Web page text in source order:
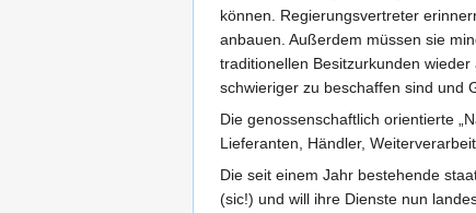
können. Regierungsvertreter
anbauen. Außerdem müssen sie
traditionellen Besitzurkunden
schwieriger zu beschaffen sind und
Die genossenschaftlich orientierte
Lieferanten, Händler,
Die seit einem Jahr bestehende
(sic!) und will ihre Dienste nun